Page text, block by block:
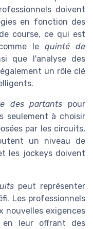
doivent
en fonction des
course, ce qui est
lequinté de
que l'analyse des
un rôle clé
des partants pour
seulement à choisir
par les circuits,
un niveau de
les jockeys doivent
peut représenter
Les professionnels
nouvelles exigences
leur offrant des